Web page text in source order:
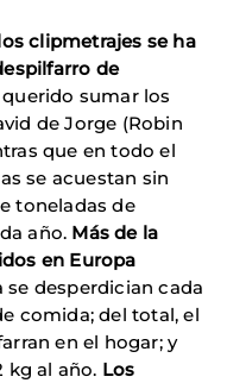
clipmetrajes se ha
de
sumar los
de Jorge (Robin
que en todo el
se acuestan sin
toneladas de
año. Más de la
en Europa
se desperdician cada
comida; del total, el
en el hogar; y
kg al año. Los